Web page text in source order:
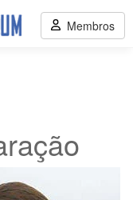
Membros